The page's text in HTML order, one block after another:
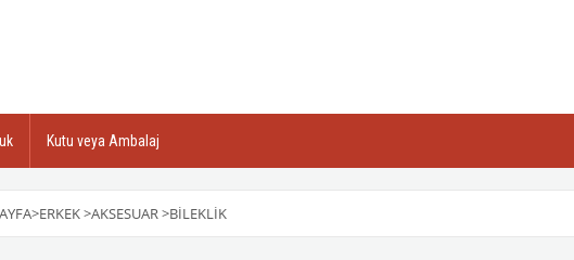
Kutu veya Ambalaj
>ERKEK>AKSESUAR>BILEKLIK